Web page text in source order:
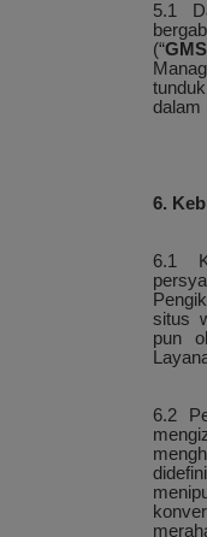
5.1
(“GMS
dalam
6.
6.1
situs
pun
6.2